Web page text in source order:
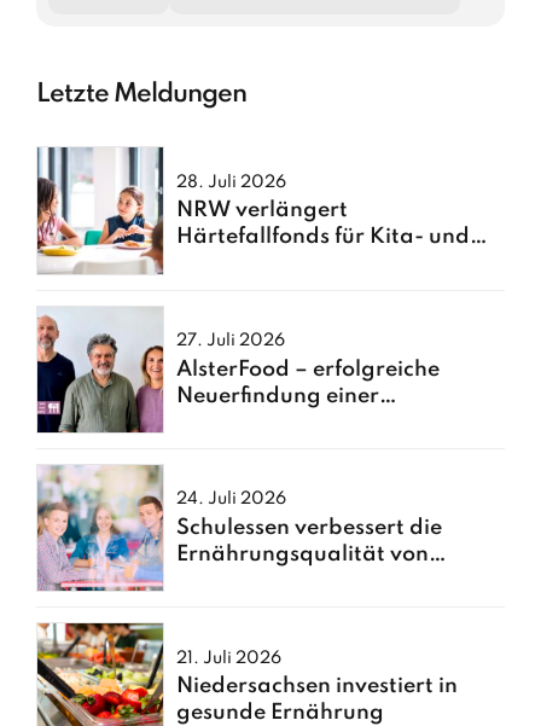
Letzte Meldungen
28. Juli 2026
NRW verlängert
Härtefallfonds für Kita- und
27. Juli 2026
AlsterFood – erfolgreiche
Neuerfindung einer
24. Juli 2026
Schulessen verbessert die
Ernährungsqualität von
21. Juli 2026
Niedersachsen investiert in
gesunde Ernährung